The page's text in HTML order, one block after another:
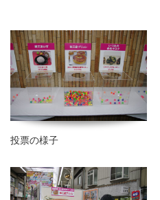
投票の様子